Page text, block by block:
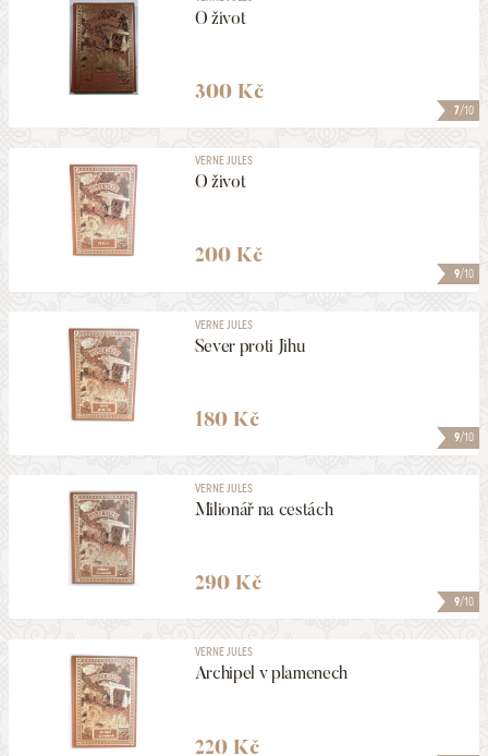
7/10
O život
300 Kč
9/10
VERNE JULES
O život
200 Kč
9/10
VERNE JULES
Sever proti Jihu
180 Kč
9/10
VERNE JULES
Milionář na cestách
290 Kč
VERNE JULES
Archipel v plamenech
220 Kč